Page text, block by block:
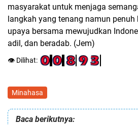
masyarakat untuk menjaga
langkah yang tenang namun penuh
upaya bersama mewujudkan
adil, dan beradab. (Jem)
👁️ Dilihat:
Minahasa
Baca berikutnya: